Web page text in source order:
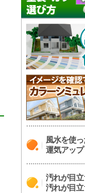
風水を使
運気アップ
汚れが目立
汚れが目